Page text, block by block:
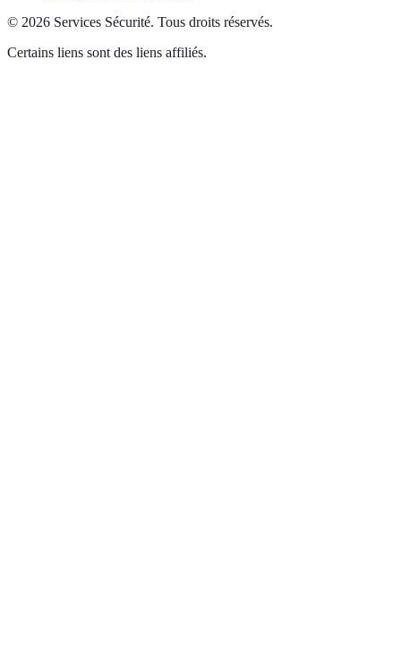
© 2026 Services Sécurité. Tous droits réservés.
Certains liens sont des liens affiliés.